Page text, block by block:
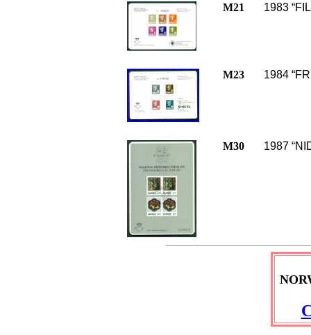
M21 1983
M23 1984
M30 1987